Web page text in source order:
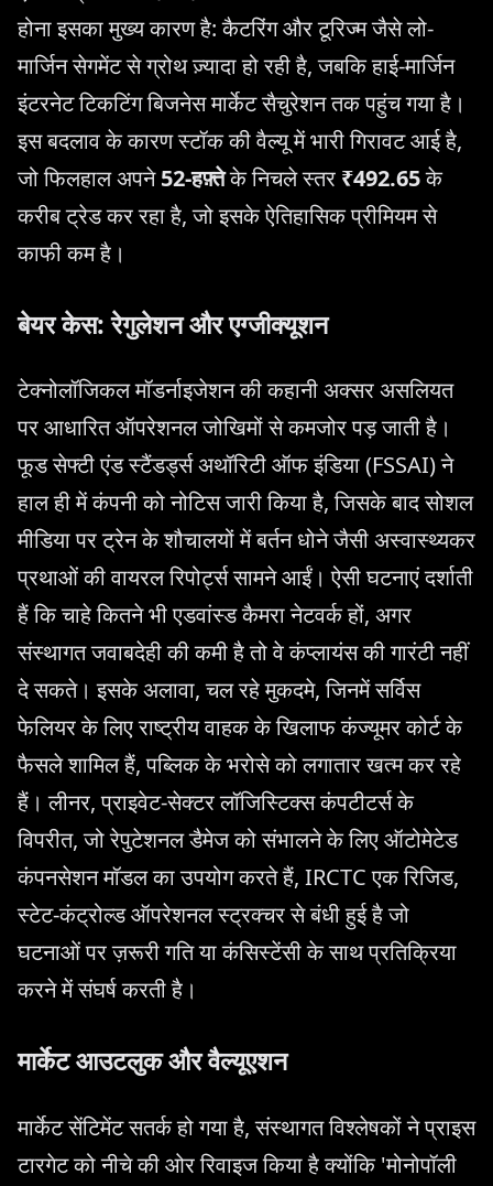
होना इसका मुख्य कारण है: कैटरिंग और टूरिज्म जैसे लो-
मार्जिन सेगमेंट से ग्रोथ ज़्यादा हो रही है, जबकि हाई-मार्जिन
इंटरनेट टिकटिंग बिजनेस मार्केट सैचुरेशन तक पहुंच गया है।
इस बदलाव के कारण स्टॉक की वैल्यू में भारी गिरावट आई है,
जो फिलहाल अपने52-हफ़्तेके निचले स्तर ₹492.65के
करीब ट्रेड कर रहा है, जो इसके ऐतिहासिक प्रीमियम से
काफी कम है।
बेयर केस: रेगुलेशन और एग्जीक्यूशन
टेक्नोलॉजिकल मॉडर्नाइजेशन की कहानी अक्सर असलियत
पर आधारित ऑपरेशनल जोखिमों से कमजोर पड़ जाती है।
फूड सेफ्टी एंड स्टैंडर्ड्स अथॉरिटी ऑफ इंडिया (FSSAI) ने
हाल ही में कंपनी को नोटिस जारी किया है, जिसके बाद सोशल
मीडिया पर ट्रेन के शौचालयों में बर्तन धोने जैसी अस्वास्थ्यकर
प्रथाओं की वायरल रिपोर्ट्स सामने आईं। ऐसी घटनाएं दर्शाती
हैं कि चाहे कितने भी एडवांस्ड कैमरा नेटवर्क हों, अगर
संस्थागत जवाबदेही की कमी है तो वे कंप्लायंस की गारंटी नहीं
दे सकते। इसके अलावा, चल रहे मुकदमे, जिनमें सर्विस
फेलियर के लिए राष्ट्रीय वाहक के खिलाफ कंज्यूमर कोर्ट के
फैसले शामिल हैं, पब्लिक के भरोसे को लगातार खत्म कर रहे
हैं। लीनर, प्राइवेट-सेक्टर लॉजिस्टिक्स कंपटीटर्स के
विपरीत, जो रेपुटेशनल डैमेज को संभालने के लिए ऑटोमेटेड
कंपनसेशन मॉडल का उपयोग करते हैं, IRCTC एक रिजिड,
स्टेट-कंट्रोल्ड ऑपरेशनल स्ट्रक्चर से बंधी हुई है जो
घटनाओं पर ज़रूरी गति या कंसिस्टेंसी के साथ प्रतिक्रिया
करने में संघर्ष करती है।
मार्केट आउटलुक और वैल्यूएशन
मार्केट सेंटिमेंट सतर्क हो गया है, संस्थागत विश्लेषकों ने प्राइस
टारगेट को नीचे की ओर रिवाइज किया है क्योंकि 'मोनोपॉली